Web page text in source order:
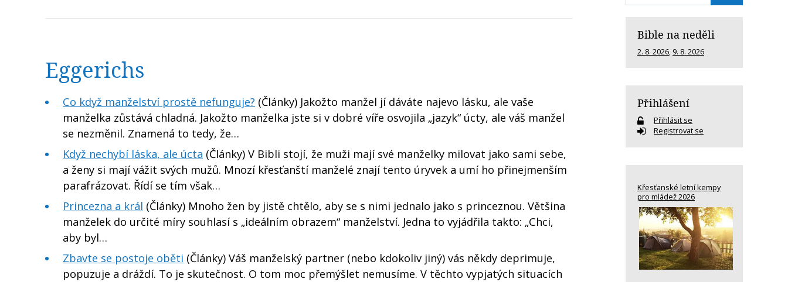
Eggerichs
Co když manželství prostě nefunguje? (Články) Jakožto manžel jí dáváte najevo lásku, ale vaše
manželka zůstává chladná. Jakožto manželka jste si v dobré víře osvojila „jazyk“ úcty, ale váš manžel
se nezměnil. Znamená to tedy, že…
Když nechybí láska, ale úcta (Články) V Bibli stojí, že muži mají své manželky milovat jako sami sebe,
a ženy si mají vážit svých mužů. Mnozí křesťanští manželé znají tento úryvek a umí ho přinejmenším
parafrázovat. Řídí se tím však…
Princezna a král (Články) Mnoho žen by jistě chtělo, aby se s nimi jednalo jako s princeznou. Většina
manželek do určité míry souhlasí s „ideálním obrazem“ manželství. Jedna to vyjádřila takto: „Chci,
aby byl…
Zbavte se postoje oběti (Články) Váš manželský partner (nebo kdokoliv jiný) vás někdy deprimuje,
popuzuje a dráždí. To je skutečnost. O tom moc přemýšlet nemusíme. V těchto vypjatých situacích
Bible na neděli
2. 8. 2026, 9. 8. 2026
Přihlášení
Přihlásit se
Registrovat se
Křesťanské letní kempy
pro mládež 2026